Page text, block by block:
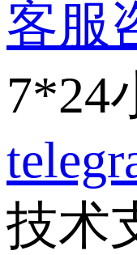
客服
7*24
技术